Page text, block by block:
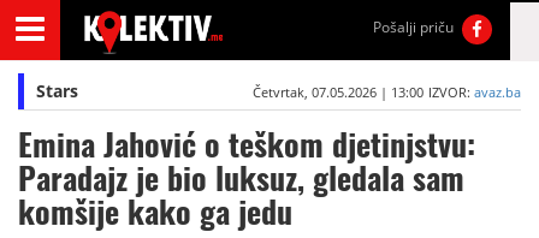
Pošalji priču
Stars Četvrtak, 07.05.2026 | 13:00 IZVOR: avaz.ba
Emina Jahović o teškom djetinjstvu:
Paradajz je bio luksuz, gledala sam
komšije kako ga jedu